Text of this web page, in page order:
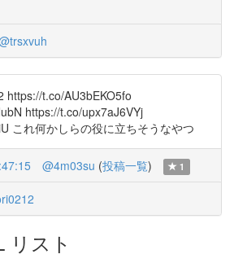
https://t.co/AU3bEKO5fo
https://t.co/upx7aJ6VYj
これ何かしらの役に立ちそうなやつ
@4m03su (投稿一覧) 1
リスト